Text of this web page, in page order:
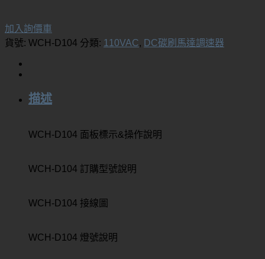
加入詢價車
貨號: WCH-D104 分類: 110VAC, DC碳刷馬達調速器
描述
WCH-D104 面板標示&操作說明
WCH-D104 訂購型號說明
WCH-D104 接線圖
WCH-D104 燈號說明